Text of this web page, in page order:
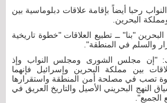
رحبا أيضاً بإقامة علاقات دبلوماسية بين
البحرين.
البحرين "بنا" ــ تطبيع العلاقات "خطوة تاريخية
والسلم في المنطقة".
"إن مجلس الشورى ومجلس النواب وإذ
بين مملكة البحرين وإسرائيل فإنهما
تصب في مصلحة أمن المنطقة واستقرارها
النهج البحريني الأصيل والتاريخ العريق في
الجميع".